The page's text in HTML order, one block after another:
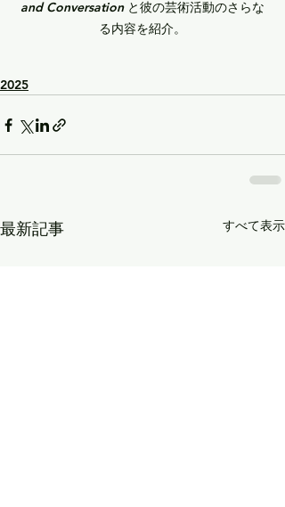
and Conversation と彼の芸術活動のさらな
る内容を紹介。
2025
最新記事 すべて表示